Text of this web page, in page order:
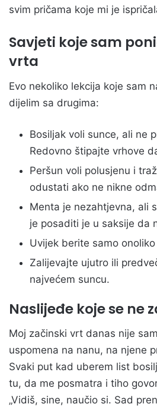
svim pričama koje mi je
Savjeti koje sam
vrta
Evo nekoliko lekcija koje sam
dijelim sa drugima:
Bosiljak voli sunce, ali ne
Redovno štipajte vrhove
Peršun voli polusjenu i
odustati ako ne nikne
Menta je nezahtjevna, ali
je posaditi je u saksije da
Uvijek berite samo
Zalijevajte ujutro ili
najvećem suncu.
Naslijeđe koje se ne
Moj začinski vrt danas nije
uspomena na nanu, na njene
Svaki put kad uberem list
tu, da me posmatra i tiho
„Vidiš, sine, naučio si. Sad